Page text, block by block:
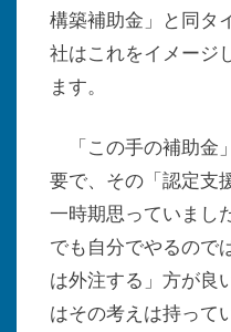
構築補助金」と同タ
社はこれをイメージ
ます。
「この手の補助金
要で、その「認定支
一時期思っていまし
でも自分でやるので
は外注する」方が良
はその考えは持って